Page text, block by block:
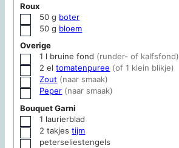
Roux
▢
50 g boter
▢
50 g bloem
Overige
▢
1 l bruine fond (runder- of kalfsfond)
▢
2 el tomatenpuree (of 1 klein blikje)
▢
Zout (naar smaak)
▢
Peper (naar smaak)
Bouquet Garni
▢
1 laurierblad
▢
2 takjes tijm
▢
peterseliestengels